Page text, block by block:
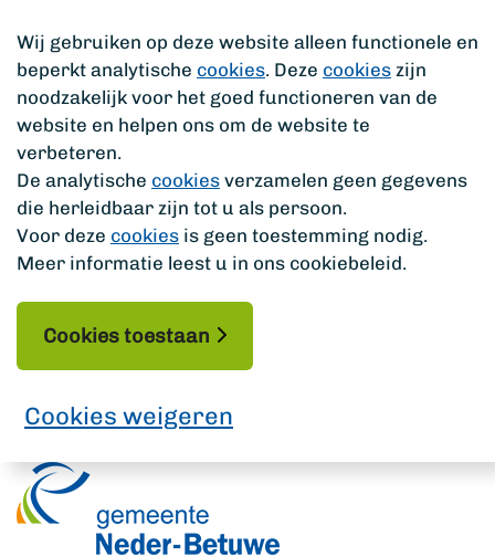
Wij gebruiken op deze website alleen functionele en
beperkt analytische cookies. Deze cookies zijn
noodzakelijk voor het goed functioneren van de
website en helpen ons om de website te
verbeteren.
De analytische cookies verzamelen geen gegevens
die herleidbaar zijn tot u als persoon.
Voor deze cookies is geen toestemming nodig.
Meer informatie leest u in ons cookiebeleid.
Cookies toestaan
Cookies weigeren